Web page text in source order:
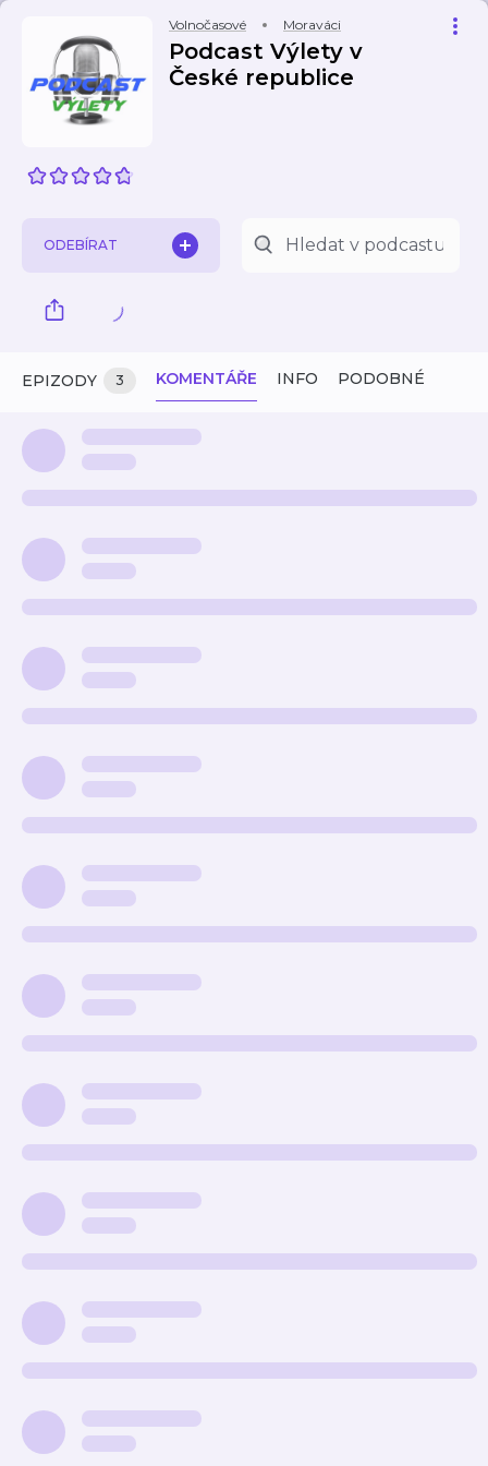
Volnočasové Moraváci
Podcast Výlety v
České republice
ODEBÍRAT
EPIZODY 3 KOMENTÁŘE INFO PODOBNÉ